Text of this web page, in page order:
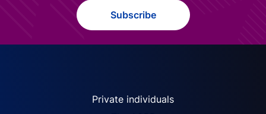
Subscribe
ACPR site navigation
Private individuals